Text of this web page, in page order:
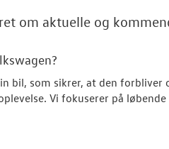
om aktuelle og
?
bil, som sikrer, at den
Vi fokuserer på